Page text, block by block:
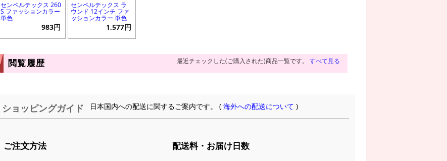
センペルテックス 260
S ファッションカラー
単色
983円
センペルテックス ラ
ウンド 12インチ ファ
ッションカラー 単色
1,577円
閲覧履歴 最近チェックした(ご購入された)商品一覧です。 すべて見る
ショッピングガイド 日本国内への配送に関するご案内です。 (海外への配送について )
ご注文方法 配送料・お届け日数